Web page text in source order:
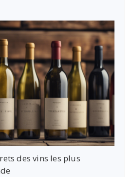
des vins les plus